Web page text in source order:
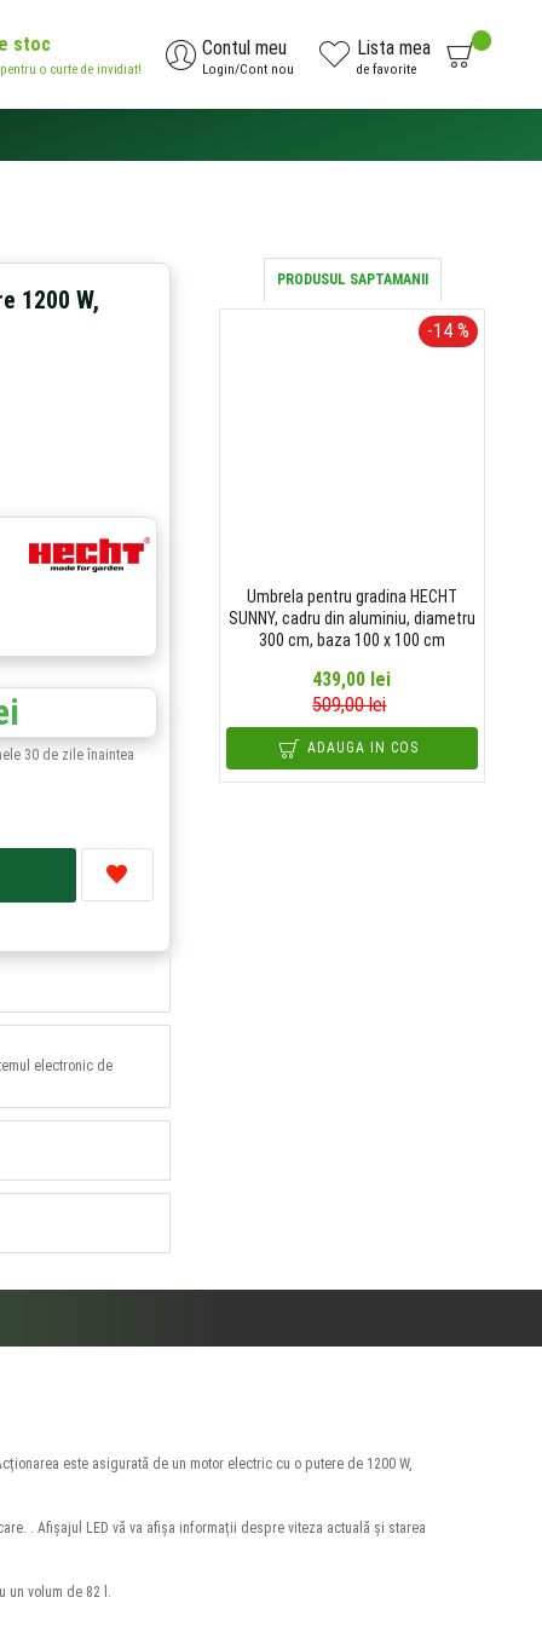
stoc
o curte de invidiat!
Contul meu
Login/Cont nou
Lista mea
de favorite
1200 W,
30 de zile înaintea
electronic de
PRODUSUL SAPTAMANII
-14 %
Umbrela pentru gradina HECHT
SUNNY, cadru din aluminiu, diametru
300 cm, baza 100 x 100 cm
439,00 lei
509,00 lei
ADAUGA IN COS
este asigurată de un motor electric cu o putere de 1200 W,
. Afișajul LED vă va afișa informații despre viteza actuală și starea
un volum de 82 l.